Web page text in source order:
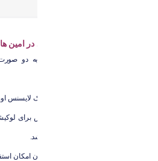
چرا لایسنس لایت اسپید در امین
لایسنس در امین هاست به دو
سیستمی لایسنس درواقع یک لایسنس
می باشد و این نوع لایسنس برای
اسپید محدود شده اند می باشد.
به عنوان مثال در سرور ایران امکان